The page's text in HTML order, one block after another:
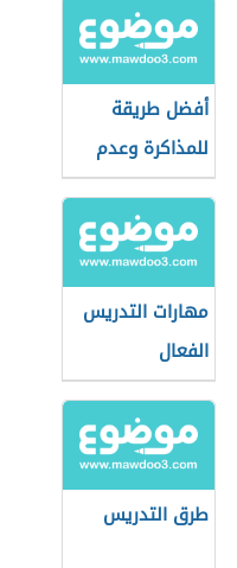
أفضل طريقة
للمذاكرة وعدم
النسيان
مهارات التدريس
الفعال
طرق التدريس